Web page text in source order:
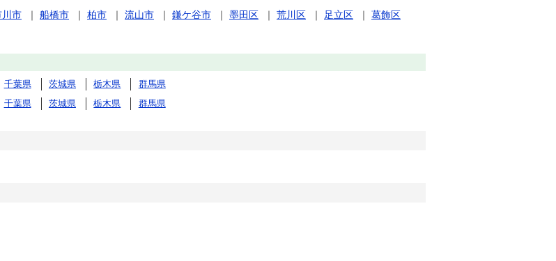
川市 ｜ 船橋市 ｜ 柏市 ｜ 流山市 ｜ 鎌ケ谷市 ｜ 墨田区 ｜ 荒川区 ｜ 足立区 ｜ 葛飾区
千葉県 茨城県 栃木県
群馬県
千葉県 茨城県 栃木県 群馬県